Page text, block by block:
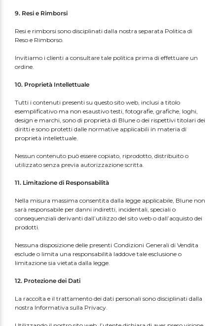
9. Resi e Rimborsi
Resi e rimborsi sono disciplinati dalla nostra separata Politica di
Reso e Rimborso.
Invitiamo i clienti a consultare tale politica prima di effettuare un
ordine.
10. Proprietà Intellettuale
Tutti i contenuti presenti su questo sito web, inclusi a titolo
esemplificativo ma non esaustivo testi, fotografie, grafiche, loghi,
design e marchi, sono di proprietà di Blune o dei rispettivi titolari dei
diritti e sono protetti dalle normative applicabili in materia di
proprietà intellettuale.
Nessun contenuto può essere copiato, riprodotto, distribuito o
utilizzato senza previa autorizzazione scritta.
11. Limitazione di Responsabilità
Nella misura massima consentita dalla legge applicabile, Blune non
sarà responsabile per danni indiretti, incidentali, speciali o
consequenziali derivanti dall’utilizzo del sito web o dall’acquisto dei
prodotti.
Nessuna disposizione delle presenti Condizioni Generali di Vendita
esclude o limita una responsabilità laddove tale esclusione o
limitazione sia vietata dalla legge.
12. Protezione dei Dati
La raccolta e il trattamento dei dati personali sono disciplinati dalla
nostra Informativa sulla Privacy.
Cozmo We Are Gommu